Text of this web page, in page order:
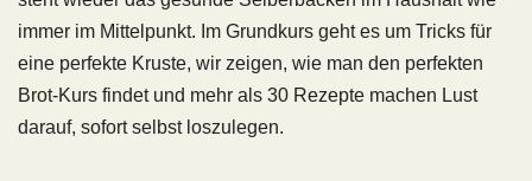
immer im Mittelpunkt. Im Grundkurs geht es um Tricks für
eine perfekte Kruste, wir zeigen, wie man den perfekten
Brot-Kurs findet und mehr als 30 Rezepte machen Lust
darauf, sofort selbst loszulegen.